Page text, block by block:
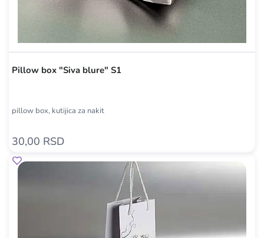
Pillow box "Siva blure" S1
pillow box, kutijica za nakit
30,00 RSD